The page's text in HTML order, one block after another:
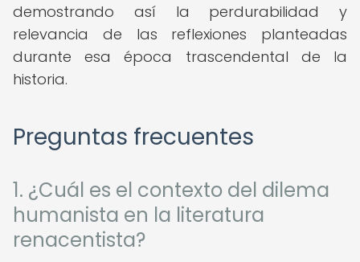
demostrando así la perdurabilidad y
relevancia de las reflexiones planteadas
durante esa época trascendental de la
historia.
Preguntas frecuentes
1. ¿Cuál es el contexto del dilema
humanista en la literatura
renacentista?